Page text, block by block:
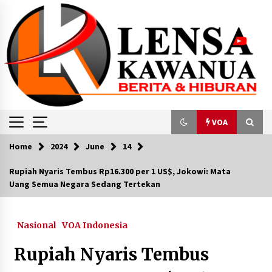
content
VOA
VOA
Kunjungan Kerja Wabup Minsel ke Kemenko
October 9, 2025
RS Indonesia di Gaza Jadi Markas Pasukan
Israel, MER-C akan Surati WHO
Home 2024 June 14
Rupiah Nyaris Tembus Rp16.300 per 1 US$, Jokowi: Mata
Uang Semua Negara Sedang Tertekan
Nasional VOA Indonesia
Rupiah Nyaris Tembus